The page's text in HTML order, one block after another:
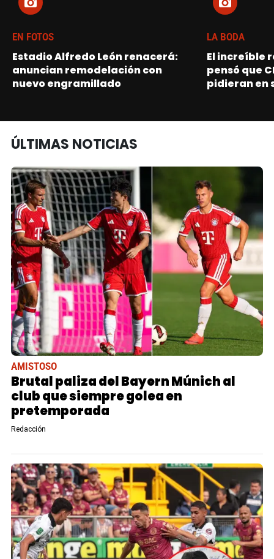
EN FOTOS
Estadio Alfredo León renacerá:
anuncian remodelación con
nuevo engramillado
LA BODA
El increíble
pensó que
pidieran en
ÚLTIMAS NOTICIAS
AMISTOSO
Brutal paliza del Bayern Múnich al
club que siempre golea en
pretemporada
Redacción